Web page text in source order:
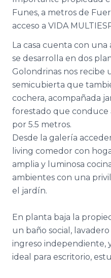
Funes, a metros de
acceso a VIDA
La casa cuenta con
se desarrolla en dos
Golondrinas nos recibe
semicubierta que
cochera, acompañada
forestado que conduce
por 5.5 metros.
Desde la galería
living comedor con
amplia y luminosa
ambientes con una
el jardín.
En planta baja la
un baño social,
ingreso independiente,
ideal para escritorio,